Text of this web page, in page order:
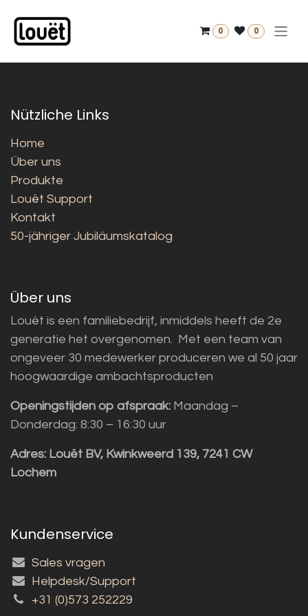
0 0
Nützliche Links
Home
Über uns
Produkte
Louët Support
Kontakt
50-jähriger Jubiläumskatalog
Über uns
Louët is een familiebedrijf, inmiddels heeft de 2e
generatie het overgenomen. Met een team van
ongeveer 30 medewerker produceren we al 50 jaar
hoogwaardige ambachtsproducten
Openingstijden op afspraak: Maandag –
Donderdag: 8:30 – 16:30 uur
Adres: Louët BV, Kwinkweerd 139, 7241 CW
Lochem
Kundenservice
Sales vragen
Helpdesk/Support
+31 (0)573 252229